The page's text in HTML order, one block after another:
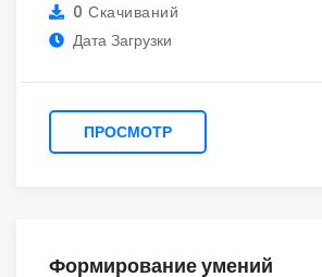
0 Скачиваний
Дата Загрузки
ПРОСМОТР
Формирование умений